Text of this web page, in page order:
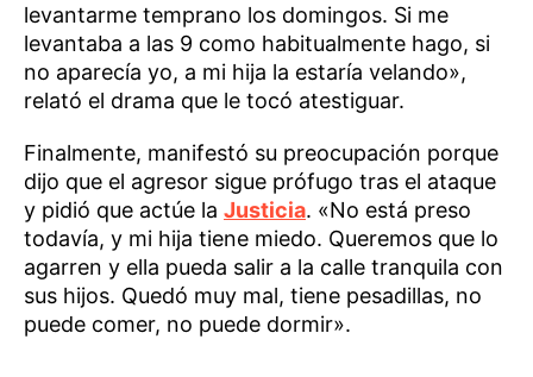
levantarme temprano los domingos. Si me
levantaba a las 9 como habitualmente hago, si
no aparecía yo, a mi hija la estaría velando»,
relató el drama que le tocó atestiguar.
Finalmente, manifestó su preocupación porque
dijo que el agresor sigue prófugo tras el ataque
y pidió que actúe la Justicia. «No está preso
todavía, y mi hija tiene miedo. Queremos que lo
agarren y ella pueda salir a la calle tranquila con
sus hijos. Quedó muy mal, tiene pesadillas, no
puede comer, no puede dormir».